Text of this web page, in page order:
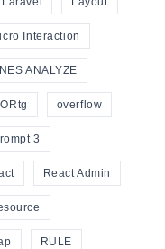
Interaction
ANALYZE
ORtg overflow
3
React Admin
RULE